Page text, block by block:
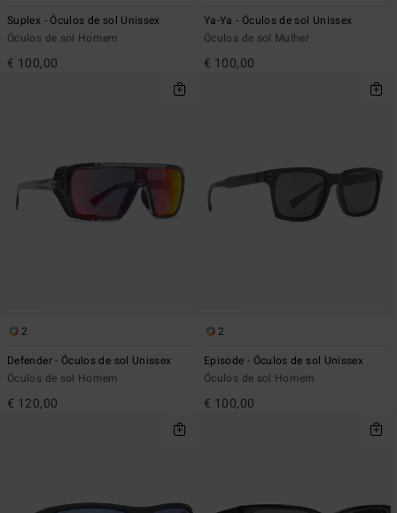
Suplex - Óculos de sol Unissex
Óculos de sol Homem
€ 100,00
Ya-Ya - Óculos de sol Unissex
Óculos de sol Mulher
€ 100,00
2
Defender - Óculos de sol Unissex
Óculos de sol Homem
€ 120,00
2
Episode - Óculos de sol Unissex
Óculos de sol Homem
€ 100,00